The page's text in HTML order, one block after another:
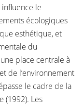
le
écologiques
esthétique, et
du
place centrale à
de l’environnement
le cadre de la
(1992). Les